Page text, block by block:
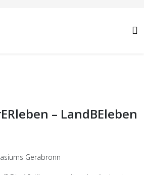
– LandBEleben
Gerabronn